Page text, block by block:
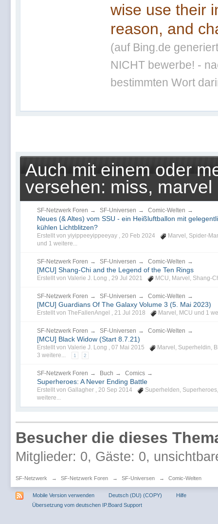
wise use their
reason, and
(auf Bing.de
NICHT bewerbe! -
bestimmten Wort
Auch mit einem oder
versehen: miss, marvel
SF-Netzwerk Foren → SF-Universen → Comic-Welten →
Neues (& Altes) vom SSU - ein Heißluftballon mit
kühlen Lichtblitzen?
Erstellt von yiyippeeyippeeyay , 20 Feb 2024 Marvel , Spider-
und 1 weitere...
SF-Netzwerk Foren → SF-Universen → Comic-Welten →
[MCU] Shang-Chi and the Legend of the Ten Rings
Erstellt von Valerie J. Long , 29 Jul 2021 MCU, Marvel , Shang-
SF-Netzwerk Foren → SF-Universen → Comic-Welten →
[MCU] Guardians Of The Galaxy Volume 3 (5. Mai 2023)
Erstellt von TheFallenAngel , 21 Jul 2018 Marvel , MCU und 1
SF-Netzwerk Foren → SF-Universen → Comic-Welten →
[MCU] Black Widow (Start 8.7.21)
Erstellt von Valerie J. Long , 07 Mai 2015 Marvel , Superheldin,
3 weitere...
1 2
SF-Netzwerk Foren → Buch → Comics →
Superheroes: A Never Ending Battle
Erstellt von Gallagher , 20 Sep 2014 Superhelden, Superheroes
weitere...
Besucher die dieses
Mitglieder: 0, Gäste: 0,
SF-Netzwerk → SF-Netzwerk Foren → SF-Universen → Comic-Welten
Mobile Version verwenden Deutsch (DU) (COPY)
Hilfe
Übersetzung vom deutschen IP.Board Support